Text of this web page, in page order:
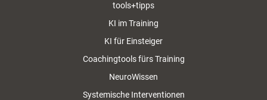
tools+tipps
KI im Training
KI für Einsteiger
Coachingtools fürs Training
NeuroWissen
Systemische Interventionen